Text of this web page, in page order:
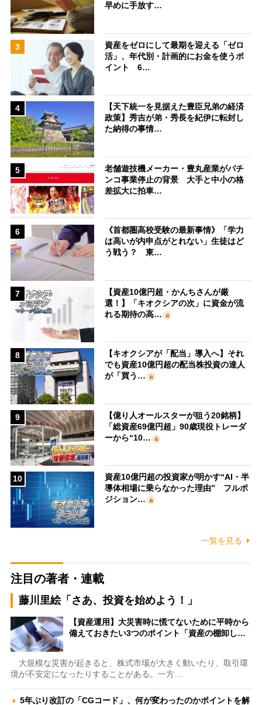
早めに手放す…
3
資産をゼロにして最期を迎える「ゼロ
活」、年代別・計画的にお金を使うポ
イント 6…
4
【天下統一を見据えた豊臣兄弟の経済
政策】秀吉が弟・秀長を紀伊に転封し
た納得の事情…
5
老舗遊技機メーカー・豊丸産業がパチ
ンコ事業停止の背景 大手と中小の格
差拡大に拍車…
6
《首都圏高校受験の最新事情》「学力
は高いが内申点がとれない」生徒はど
う戦う？ 東…
7
【資産10億円超・かんちさんが厳
選！】「キオクシアの次」に資金が流
れる期待の高…
8
【キオクシアが「配当」導入へ】それ
でも資産10億円超の配当株投資の達人
が「買う…
9
【億り人オールスターが狙う20銘柄】
「総資産69億円超」90歳現役トレーダ
ーから“10…
10
資産10億円超の投資家が明かす“AI・半
導体相場に乗らなかった理由” フルポ
ジション…
一覧を見る
注目の著者・連載
藤川里絵「さあ、投資を始めよう！」
【資産運用】大災害時に慌てないために平時から
備えておきたい3つのポイント「資産の棚卸し…
大規模な災害が起きると、株式市場が大きく動いたり、取引環
境が不安定になったりすることがある。一方…
5年ぶり改訂の「CGコード」、何が変わったのかポイントを解